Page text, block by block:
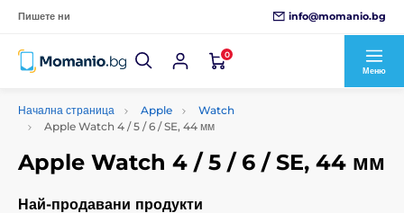
Пишете ни info@momanio.bg
0
Меню
Начална страница Apple
Watch
Apple Watch 4 / 5 / 6 / SE, 44 мм
Apple Watch 4 / 5 / 6 / SE, 44 мм
Най-продавани продукти